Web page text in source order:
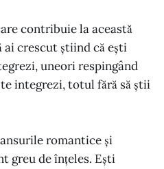
contribuie la această
crescut știind că ești
uneori respingând
integrezi, totul fără să știi
romantice și
greu de înțeles. Ești